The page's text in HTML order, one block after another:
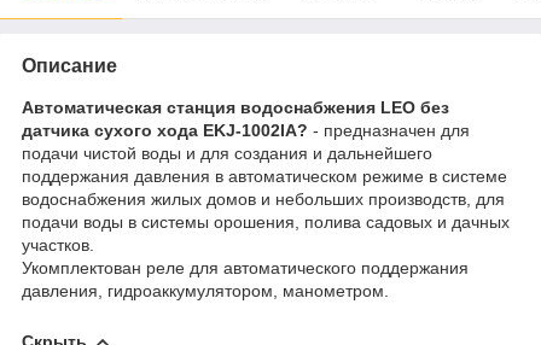
Описание
Автоматическая станция водоснабжения LEO без
датчика сухого хода EKJ-1002IA? - предназначен для
подачи чистой воды и для создания и дальнейшего
поддержания давления в автоматическом режиме в системе
водоснабжения жилых домов и небольших производств, для
подачи воды в системы орошения, полива садовых и дачных
участков.
Укомплектован реле для автоматического поддержания
давления, гидроаккумулятором, манометром.
Скрыть